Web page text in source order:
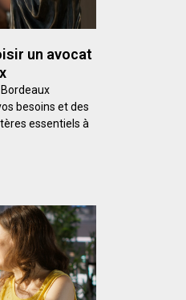
un avocat
besoins et des
essentiels à